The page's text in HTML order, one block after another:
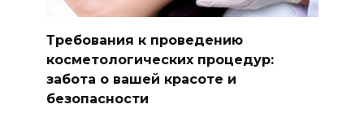
Требования к проведению
косметологических процедур:
забота о вашей красоте и
безопасности